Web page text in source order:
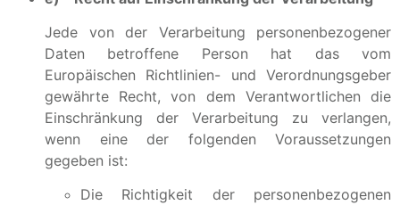
Jede von der Verarbeitung personenbezogener
Daten betroffene Person hat das vom
Europäischen Richtlinien- und Verordnungsgeber
gewährte Recht, von dem Verantwortlichen die
Einschränkung der Verarbeitung zu verlangen,
wenn eine der folgenden Voraussetzungen
gegeben ist:
Die Richtigkeit der personenbezogenen